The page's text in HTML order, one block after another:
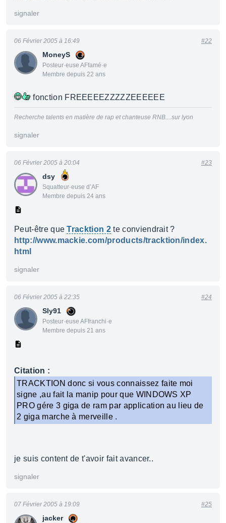
signaler
MoneyS
Posteur·euse AFfamé·e
Membre depuis 22 ans
06 Février 2005 à 16:49 #22
fonction FREEEEEZZZZZEEEEEE
Recherche talents en matière de rap et chanteuse RNB....sur lyon
signaler
dsy
Squatteur·euse d’AF
Membre depuis 24 ans
06 Février 2005 à 20:04 #23
Peut-être queTracktion 2 te conviendrait ?
http://www.mackie.com/products/tracktion/index.
html
signaler
Sly91
Posteur·euse AFfranchi·e
Membre depuis 21 ans
06 Février 2005 à 22:35 #24
Citation :
TRACKTION donc si vous connaissez faite moi
signe ,au fait la manip pour que WINDOWS XP
PRO gére 3 giga de ram par application au lieu de
2 giga marche à merveille .
je suis content de t'avoir fait avancer..
signaler
jacker
07 Février 2005 à 19:09 #25